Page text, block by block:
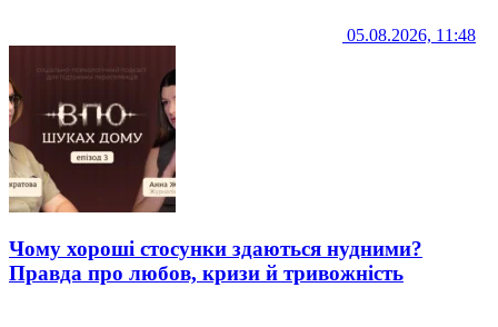
05.08.2026, 11:48
Чому хороші стосунки здаються нудними?
Правда про любов, кризи й тривожність